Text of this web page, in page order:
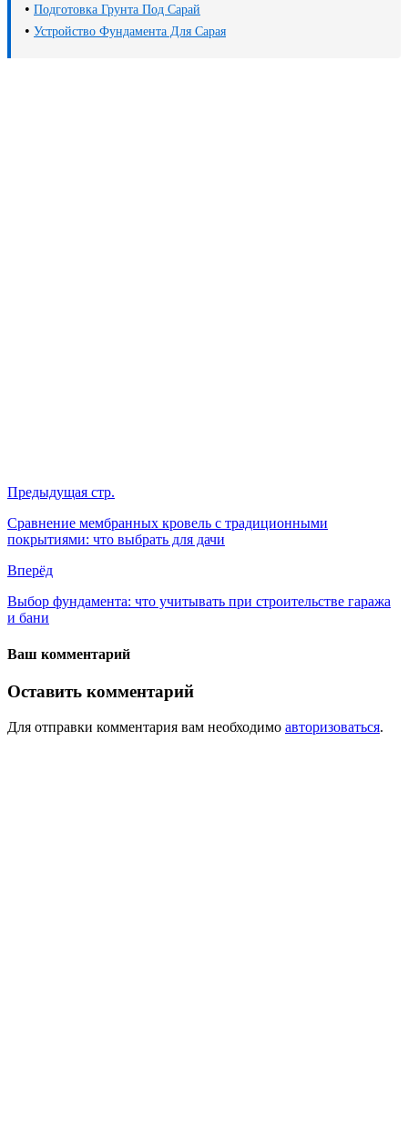
• Подготовка Грунта Под Сарай
• Устройство Фундамента Для Сарая
Предыдущая стр.
Сравнение мембранных кровель с традиционными
покрытиями: что выбрать для дачи
Вперёд
Выбор фундамента: что учитывать при строительстве гаража
и бани
Ваш комментарий
Оставить комментарий
Для отправки комментария вам необходимо авторизоваться.